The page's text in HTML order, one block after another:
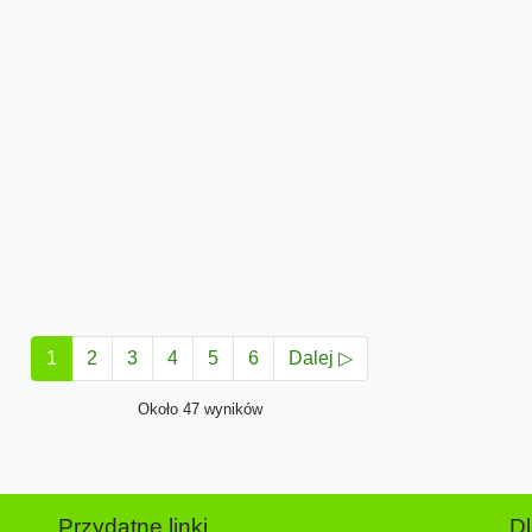
1 2 3 4 5 6 Dalej ▷
Około 47 wyników
Przydatne linki